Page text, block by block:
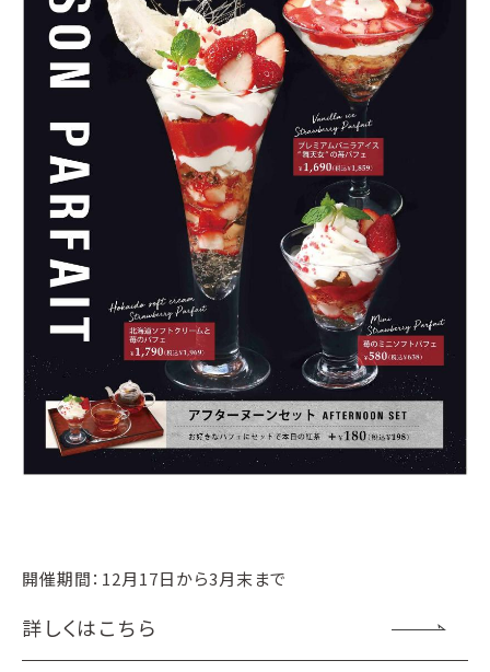
開催期間：12月17日から3月末まで
詳しくはこちら